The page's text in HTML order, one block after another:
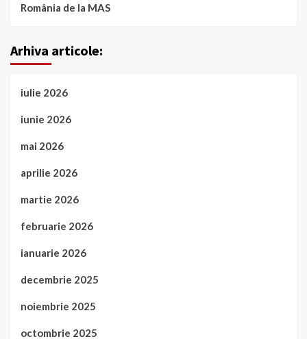
România de la MAS
Arhiva articole:
iulie 2026
iunie 2026
mai 2026
aprilie 2026
martie 2026
februarie 2026
ianuarie 2026
decembrie 2025
noiembrie 2025
octombrie 2025